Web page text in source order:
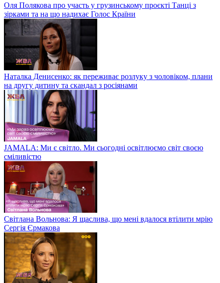
Оля Полякова про участь у грузинському проєкті Танці з
зірками та на що надихає Голос Країни
Наталка Денисенко: як переживає розлуку з чоловіком, плани
на другу дитину та скандал з росіянами
JAMALA: Ми є світло. Ми сьогодні освітлюємо світ своєю
сміливістю
Світлана Вольнова: Я щаслива, що мені вдалося втілити мрію
Сергія Єрмакова